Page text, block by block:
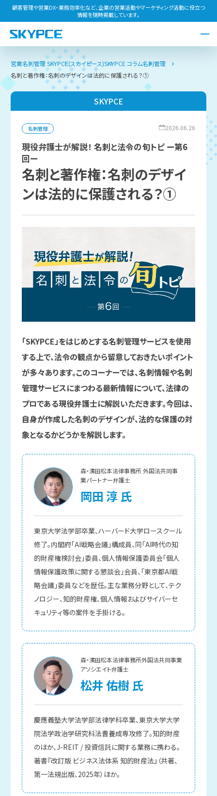
顧客管理や営業DX・業務効率化など、企業の営業活動やマーケティング活動に役立つ
情報を随時掲載しています。
営業名刺管理 SKYPCE(スカイピース)SKYPCE コラム名刺管理
名刺と著作権：名刺のデザインは法的に保護される？①
SKYPCE
名刺管理 2026.06.26
現役弁護士が解説！ 名刺と法令の旬トピ ー第6
回ー
名刺と著作権：名刺のデザイ
ンは法的に保護される？①
「SKYPCE」をはじめとする名刺管理サービスを使用
する上で、法令の観点から留意しておきたいポイント
が多々あります。このコーナーでは、名刺情報や名刺
管理サービスにまつわる最新情報について、法律の
プロである現役弁護士に解説いただきます。今回は、
自身が作成した名刺のデザインが、法的な保護の対
象となるかどうかを解説します。
森・濱田松本法律事務所 外国法共同事
業パートナー弁護士
岡田 淳 氏
東京大学法学部卒業、ハーバード大学ロースクール
修了。内閣府「AI戦略会議」構成員、同「AI時代の知
的財産権検討会」委員、個人情報保護委員会「個人
情報保護政策に関する懇談会」会員、「東京都AI戦
略会議」委員などを歴任。主な業務分野として、テク
ノロジー、知的財産権、個人情報およびサイバーセ
キュリティ等の案件を手掛ける。
森・濱田松本法律事務所外国法共同事業
アソシエイト弁護士
松井 佑樹 氏
慶應義塾大学法学部法律学科卒業、東京大学大学
院法学政治学研究科法曹養成専攻修了。知的財産
のほか、J-REIT / 投資信託に関する業務に携わる。
著書『改訂版 ビジネス法体系 知的財産法』（共著、
第一法規出版、2025年）ほか。